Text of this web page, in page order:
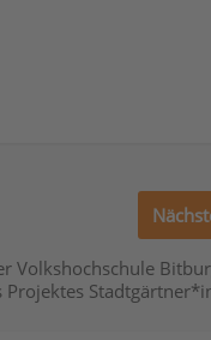
Volkshochschule
Projektes